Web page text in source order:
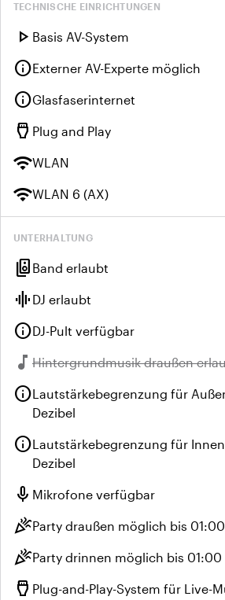
TECHNISCHE EINRICHTUNGEN
play_arrow Basis AV-System
infoExterner AV-Experte möglich
infoGlasfaserinternet
settings_input_hdmi Plug and Play
wifiWLAN
wifiWLAN 6 (AX)
UNTERHALTUNG
speaker_group Band erlaubt
graphic_eq DJ erlaubt
infoDJ-Pult verfügbar
music_note Nicht verfügbar:
Hintergrundmusik draußen
infoLautstärkebegrenzung für
Dezibel
infoLautstärkebegrenzung für
Dezibel
mic Mikrofone verfügbar
celebrationParty draußen möglich bis 01:00
celebrationParty drinnen möglich bis 01:00
settings_input_hdmi Plug-and-Play-System für Live-